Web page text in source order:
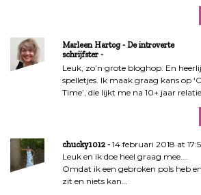
Marleen Hartog - De introverte
schrijfster
Leuk, zo’n grote bloghop. En
spelletjes. Ik maak graag kans op
Time’, die lijkt me na 10+ jaar
chucky1012
14 februari 2018 at
Leuk en ik doe heel graag mee….
Omdat ik een gebroken pols heb
zit en niets kan…